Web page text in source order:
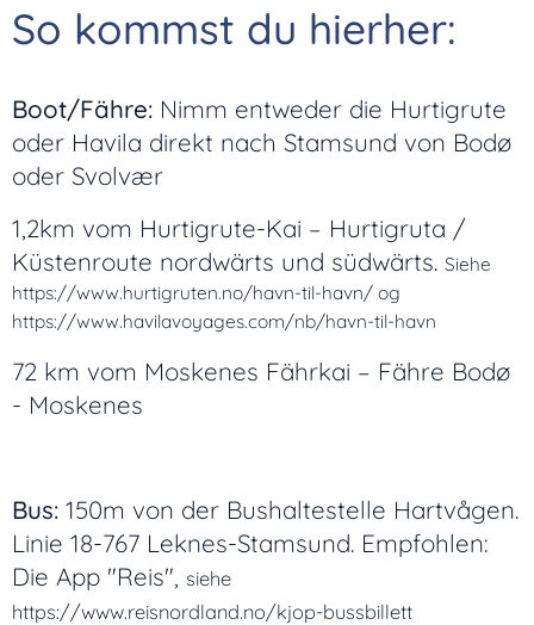
So kommst du hierher:
Boot/Fähre: Nimm entweder die Hurtigrute
oder Havila direkt nach Stamsund von Bodø
oder Svolvær
1,2km vom Hurtigrute-Kai – Hurtigruta /
Küstenroute nordwärts und südwärts. Siehe
https://www.hurtigruten.no/havn-til-havn/ og
https://www.havilavoyages.com/nb/havn-til-havn
72 km vom Moskenes Fährkai – Fähre Bodø
- Moskenes
Bus: 150m von der Bushaltestelle Hartvågen.
Linie 18-767 Leknes-Stamsund. Empfohlen:
Die App "Reis", siehe
https://www.reisnordland.no/kjop-bussbillett